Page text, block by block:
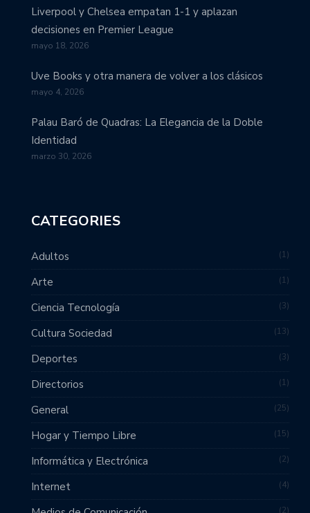
Liverpool y Chelsea empatan 1-1 y aplazan
decisiones en Premier League
mayo 18, 2026
Uve Books y otra manera de volver a los clásicos
mayo 4, 2026
Palau Baró de Quadras: La Elegancia de la Doble
Identidad
marzo 30, 2026
CATEGORIES
Adultos 1
Arte 1
Ciencia Tecnología 3
Cultura Sociedad 13
Deportes 3
Directorios 1
General 25
Hogar y Tiempo Libre 15
Informática y Electrónica 2
Internet 4
2